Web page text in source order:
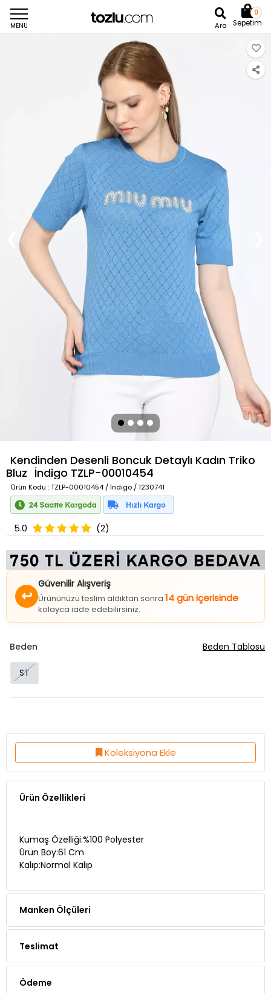
MENU Ara
0
Sepetim
Kendinden Desenli Boncuk Detaylı Kadın Triko
Bluz İndigo TZLP-00010454
Ürün Kodu : TZLP-00010454 / İndigo / 1230741
5.0 (2)
Güvenilir Alışveriş
Ürününüzü teslim aldıktan sonra
kolayca iade edebilirsiniz.
ST
Koleksiyona Ekle
Ürün Özellikleri
Ürün Boy:61 Cm
Kalıp:Normal Kalıp
Manken Ölçüleri
Teslimat
Ödeme